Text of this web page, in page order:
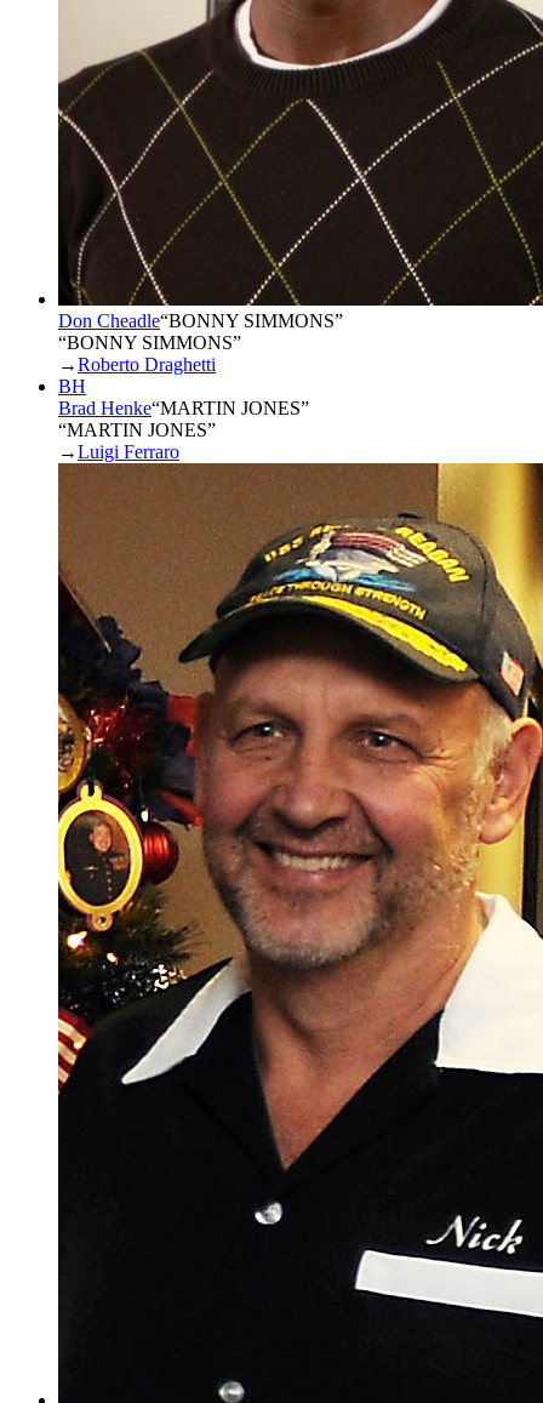
Don Cheadle“BONNY SIMMONS”
“BONNY SIMMONS”
→Roberto Draghetti
BH
Brad Henke“MARTIN JONES”
“MARTIN JONES”
→Luigi Ferraro